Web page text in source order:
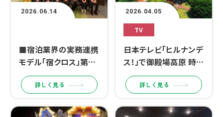
2026.06.14
■宿泊業界の実務連携
モデル「宿クロス」第2
期成果発表会を開催■
詳しく見る
2026.04.05
TV
日本テレビ「ヒルナンデ
ス！」で御殿場高原 時之
栖が紹介されました。
詳しく見る